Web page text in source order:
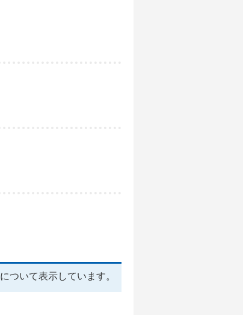
ついて表示しています。